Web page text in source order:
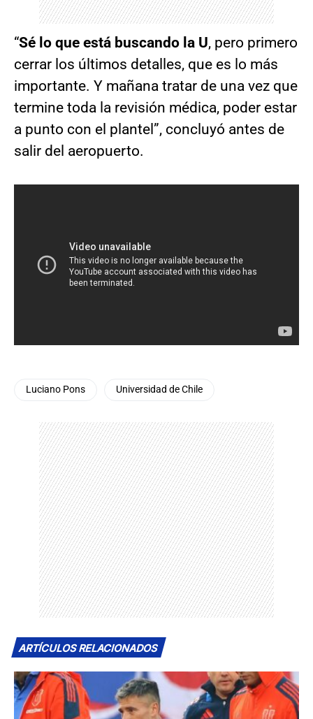
“Sé lo que está buscando la U, pero primero
cerrar los últimos detalles, que es lo más
importante. Y mañana tratar de una vez que
termine toda la revisión médica, poder estar
a punto con el plantel”, concluyó antes de
salir del aeropuerto.
Luciano Pons Universidad de Chile
ARTÍCULOS RELACIONADOS